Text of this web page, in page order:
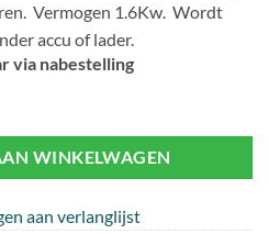
Vermogen 1.6Kw. Wordt
accu of lader.
via nabestelling
WINKELWAGEN
aan verlanglijst